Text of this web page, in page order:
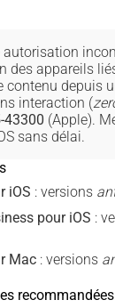
autorisation
des appareils
contenu depuis
interaction (
43300 (Apple).
sans délai.
iOS : versions
pour iOS :
Mac: versions
recommandées